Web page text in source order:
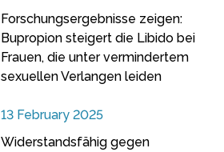
Forschungsergebnisse zeigen:
Bupropion steigert die Libido bei
Frauen, die unter vermindertem
sexuellen Verlangen leiden
13 February 2025
Widerstandsfähig gegen